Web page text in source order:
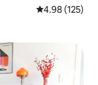
औसत रेटिंग 5 में से
4.98 (125)